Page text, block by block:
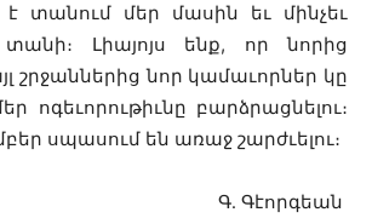
է տանում մեր մասին եւ մինչեւ
Լիայոյս ենք, որ նորից
շրջաններից նոր կամաւորներ կը
ոգեւորութիւնը բարձրացնելու։
սպասում են առաջ շարժւելու։
Գ․ Գէորգեան